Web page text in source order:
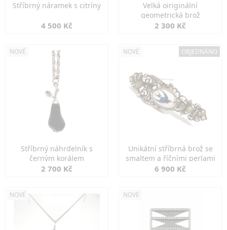
Stříbrný náramek s citríny
4 500 Kč
Velká oiriginální
geometrická brož
2 300 Kč
NOVÉ
Stříbrný náhrdelník s
černým korálem
2 700 Kč
NOVÉ OBJEDNÁNO
Unikátní stříbrná brož se
smaltem a říčními perlami
6 900 Kč
NOVÉ NOVÉ